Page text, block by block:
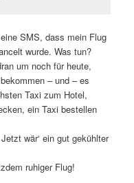
SMS, dass mein Flug
wurde. Was tun?
um noch für heute,
– und – es
Taxi zum Hotel,
ein Taxi bestellen
wär‘ ein gut gekühlter
ruhiger Flug!